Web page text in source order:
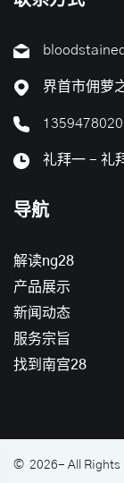
界首市佣萝
礼拜一 - 礼
导航
解读ng28
产品展示
新闻动态
服务宗旨
找到南宫28
© 2026- All Rights